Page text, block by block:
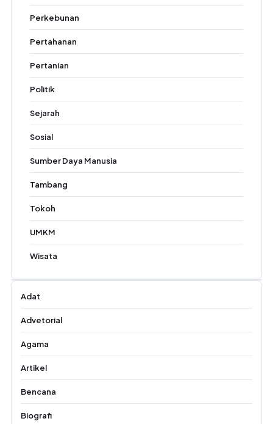
Perkebunan
Pertahanan
Pertanian
Politik
Sejarah
Sosial
Sumber Daya Manusia
Tambang
Tokoh
UMKM
Wisata
Adat
Advetorial
Agama
Artikel
Bencana
Biografi